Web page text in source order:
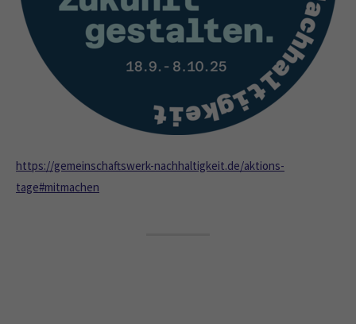
https://gemeinschaftswerk-nachhaltigkeit.de/aktions-
tage#mitmachen